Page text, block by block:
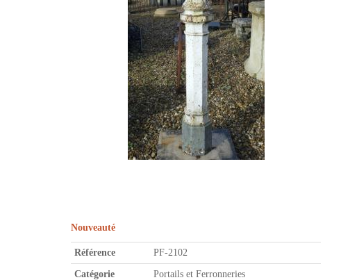
Nouveauté
Référence PF-2102
Catégorie Portails et Ferronneries